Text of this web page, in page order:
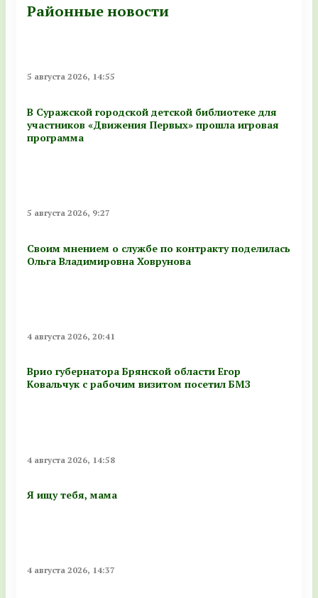
Районные новости
5 августа 2026, 14:55
В Суражской городской детской библиотеке для
участников «Движения Первых» прошла игровая
программа
5 августа 2026, 9:27
Своим мнением о службе по контракту поделилась
Ольга Владимировна Ховрунова
4 августа 2026, 20:41
Врио губернатора Брянской области Егор
Ковальчук с рабочим визитом посетил БМЗ
4 августа 2026, 14:58
Я ищу тебя, мама
4 августа 2026, 14:37